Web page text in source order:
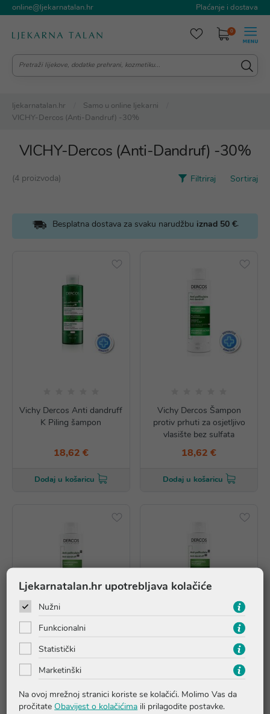
online@ljekarnatalan.hr Plaćanje i dostava
0
ljekarnatalan.hr
Samo u online ljekarni
VICHY-Dercos (Anti-Dandruf) -30%
VICHY-Dercos (Anti-Dandruf) -30%
(4 proizvoda) Filtriraj Sortiraj
Besplatna dostava za svaku narudžbu iznad 50 €.
Vichy Dercos Anti dandruff
K Piling šampon
18,62 €
Dodaj u košaricu
Vichy Dercos Šampon
protiv prhuti za osjetljivo
vlasište bez sulfata
18,62 €
Dodaj u košaricu
Vichy Dercos Šampon
protiv prhuti DS za
200ml
Vichy Dercos Šampon
protiv prhuti DS za suhu
Ljekarnatalan.hr upotrebljava kolačiće
Nužni
Funkcionalni
Statistički
Marketinški
Na ovoj mrežnoj stranici koriste se kolačići. Molimo Vas da
pročitate Obavijest o kolačićima ili prilagodite postavke.